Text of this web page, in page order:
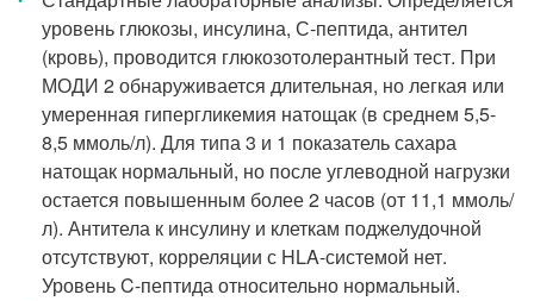
уровень глюкозы, инсулина, С-пептида, антител
(кровь), проводится глюкозотолерантный тест. При
МОДИ 2 обнаруживается длительная, но легкая или
умеренная гипергликемия натощак (в среднем 5,5-
8,5 ммоль/л). Для типа 3 и 1 показатель сахара
натощак нормальный, но после углеводной нагрузки
остается повышенным более 2 часов (от 11,1 ммоль/
л). Антитела к инсулину и клеткам поджелудочной
отсутствуют, корреляции с HLA-системой нет.
Уровень C-пептида относительно нормальный.